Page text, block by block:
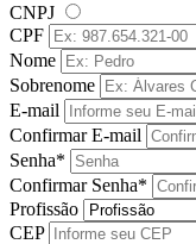
CNPJ
CPF
Nome
Sobrenome
E-mail
Confirmar E-mail
Senha*
Confirmar Senha*
Profissão
CEP